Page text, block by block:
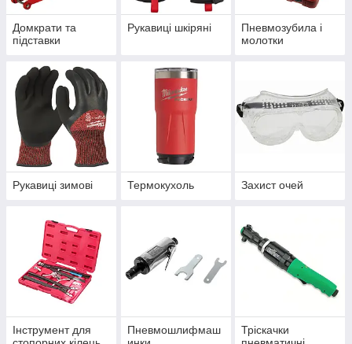
Домкрати та
підставки
Рукавиці шкіряні
Пневмозубила і
молотки
Рукавиці зимові Термокухоль Захист очей
Інструмент для
Пневмошлифмаш
Тріскачки